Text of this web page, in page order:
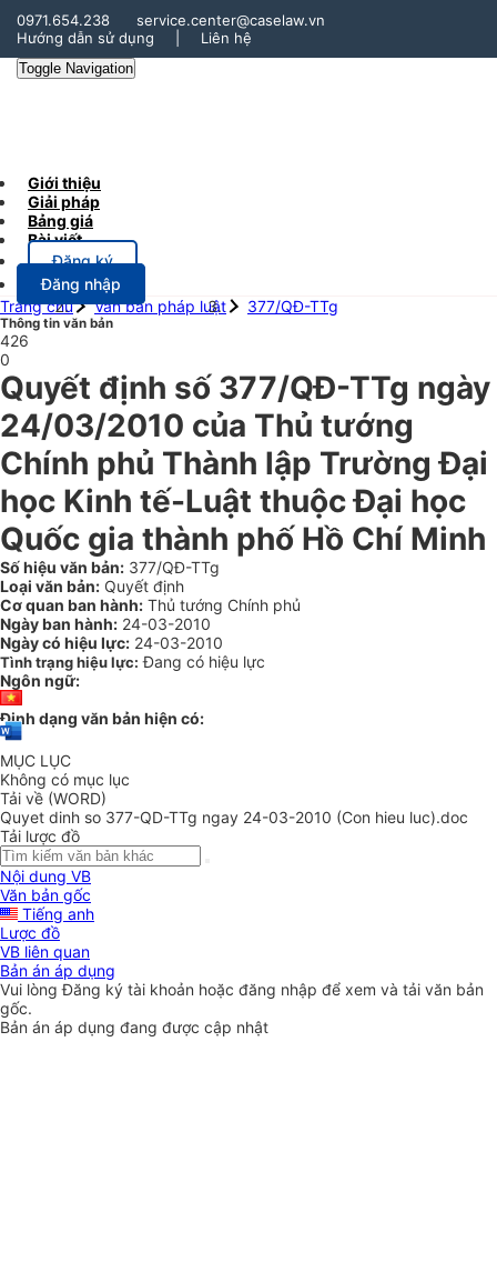
0971.654.238
service.center@caselaw.vn
Hướng dẫn sử dụng
Liên hệ
Toggle Navigation
Giới thiệu
Giải pháp
Bảng giá
Bài viết
Đăng ký
Đăng nhập
Trang chủ
Văn bản pháp luật 377/QĐ-TTg
Thông tin văn bản
426
0
Quyết định số 377/QĐ-TTg ngày
24/03/2010 của Thủ tướng
Chính phủ Thành lập Trường Đại
học Kinh tế-Luật thuộc Đại học
Quốc gia thành phố Hồ Chí Minh
Số hiệu văn bản: 377/QĐ-TTg
Loại văn bản: Quyết định
Cơ quan ban hành: Thủ tướng Chính phủ
Ngày ban hành: 24-03-2010
Ngày có hiệu lực: 24-03-2010
Tình trạng hiệu lực: Đang có hiệu lực
Ngôn ngữ:
Định dạng văn bản hiện có:
MỤC LỤC
Không có mục lục
Tải về (WORD)
Quyet dinh so 377-QD-TTg ngay 24-03-2010 (Con hieu luc).doc
Tải lược đồ
Nội dung VB
Văn bản gốc
Tiếng anh
Lược đồ
VB liên quan
Bản án áp dụng
Vui lòngĐăng ký tài khoản hoặc đăng nhập để xem và tải văn bản
gốc.
Bản án áp dụng đang được cập nhật